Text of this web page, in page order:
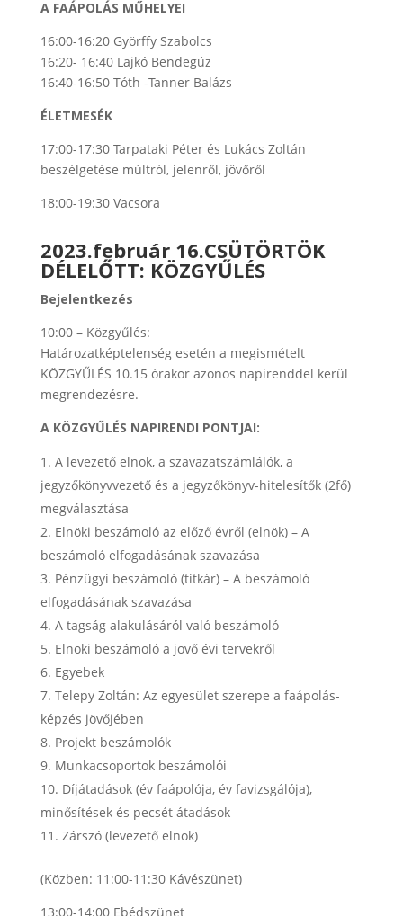
A FAÁPOLÁS MŰHELYEI
16:00-16:20 Györffy Szabolcs
16:20- 16:40 Lajkó Bendegúz
16:40-16:50 Tóth -Tanner Balázs
ÉLETMESÉK
17:00-17:30 Tarpataki Péter és Lukács Zoltán
beszélgetése múltról, jelenről, jövőről
18:00-19:30 Vacsora
2023.február 16.CSÜTÖRTÖK
DÉLELŐTT: KÖZGYŰLÉS
Bejelentkezés
10:00 – Közgyűlés:
Határozatképtelenség esetén a megismételt
KÖZGYŰLÉS 10.15 órakor azonos napirenddel kerül
megrendezésre.
A KÖZGYŰLÉS NAPIRENDI PONTJAI:
A levezető elnök, a szavazatszámlálók, a
jegyzőkönyvvezető és a jegyzőkönyv-hitelesítők (2fő)
megválasztása
Elnöki beszámoló az előző évről (elnök) – A
beszámoló elfogadásának szavazása
Pénzügyi beszámoló (titkár) – A beszámoló
elfogadásának szavazása
A tagság alakulásáról való beszámoló
Elnöki beszámoló a jövő évi tervekről
Egyebek
Telepy Zoltán: Az egyesület szerepe a faápolás-
képzés jövőjében
Projekt beszámolók
Munkacsoportok beszámolói
Díjátadások (év faápolója, év favizsgálója),
minősítések és pecsét átadások
Zárszó (levezető elnök)
(Közben: 11:00-11:30 Kávészünet)
13:00-14:00 Ebédszünet